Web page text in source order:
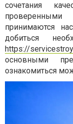
сочетания
проверенными
принимаются
добиться
https://
основными
ознакомиться